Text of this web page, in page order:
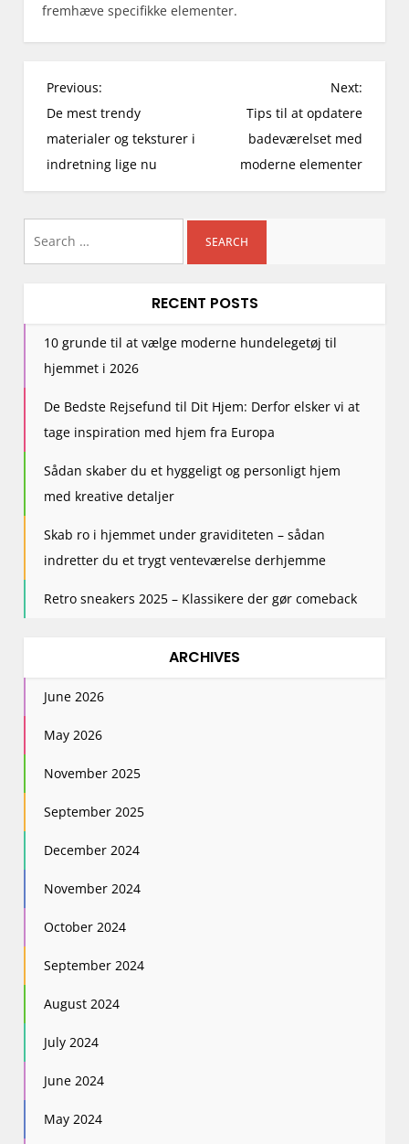
fremhæve specifikke elementer.
P
o
s
t
n
v
i
t
i
o
n
Previous:
De mest trendy
materialer og teksturer i
indretning lige nu
Next:
Tips til at opdatere
badeværelset med
moderne elementer
RECENT POSTS
10 grunde til at vælge moderne hundelegetøj til
hjemmet i 2026
De Bedste Rejsefund til Dit Hjem: Derfor elsker vi at
tage inspiration med hjem fra Europa
Sådan skaber du et hyggeligt og personligt hjem
med kreative detaljer
Skab ro i hjemmet under graviditeten – sådan
indretter du et trygt venteværelse derhjemme
Retro sneakers 2025 – Klassikere der gør comeback
ARCHIVES
June 2026
May 2026
November 2025
September 2025
December 2024
November 2024
October 2024
September 2024
August 2024
July 2024
June 2024
May 2024